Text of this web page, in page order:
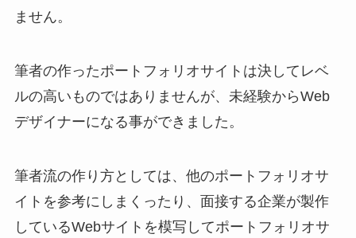
ません。
筆者の作ったポートフォリオサイトは決してレベ
ルの高いものではありませんが、未経験からWeb
デザイナーになる事ができました。
筆者流の作り方としては、他のポートフォリオサ
イトを参考にしまくったり、面接する企業が製作
しているWebサイトを模写してポートフォリオサ